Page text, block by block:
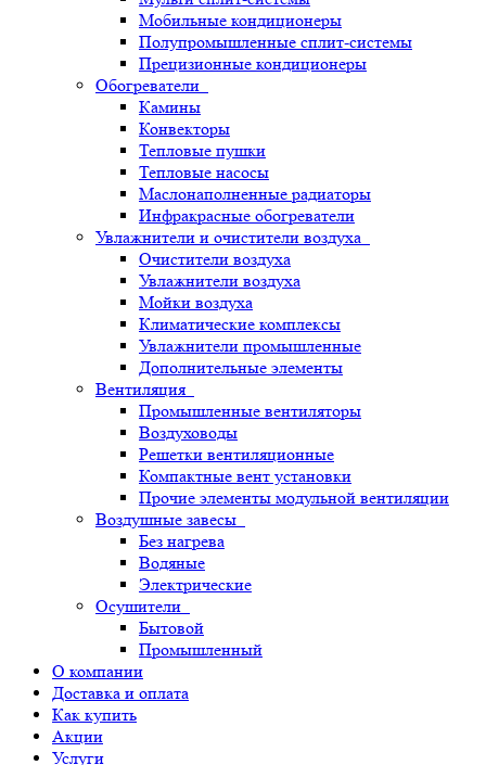
Мобильные кондиционеры
Полупромышленные сплит-системы
Прецизионные кондиционеры
Обогреватели
Камины
Конвекторы
Тепловые пушки
Тепловые насосы
Маслонаполненные радиаторы
Инфракрасные обогреватели
Увлажнители и очистители воздуха
Очистители воздуха
Увлажнители воздуха
Мойки воздуха
Климатические комплексы
Увлажнители промышленные
Дополнительные элементы
Вентиляция
Промышленные вентиляторы
Воздуховоды
Решетки вентиляционные
Компактные вент установки
Прочие элементы модульной вентиляции
Воздушные завесы
Без нагрева
Водяные
Электрические
Осушители
Бытовой
Промышленный
О компании
Доставка и оплата
Как купить
Акции
Услуги